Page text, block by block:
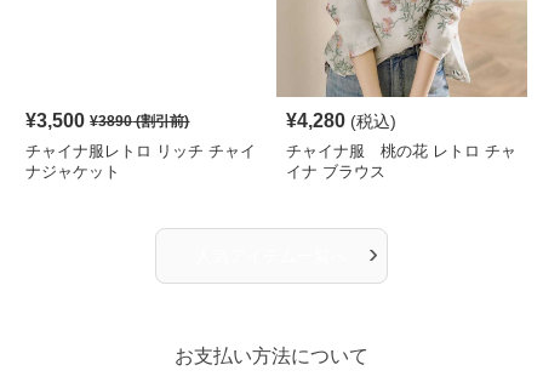
¥3,500 ¥3890(割引前)
チャイナ服レトロ リッチ チャイ
ナジャケット
¥4,280 (税込)
チャイナ服 桃の花 レトロ チャ
イナ ブラウス
›
お支払い方法について